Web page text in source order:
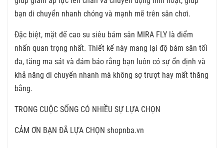
bạn di chuyển nhanh chóng và mạnh mẽ trên sân chơi.
Đặc biệt, mặt đế cao su siêu bám sân MIRA FLY là điểm
nhấn quan trọng nhất. Thiết kế này mang lại độ bám sân tối
đa, tăng ma sát và đảm bảo rằng bạn luôn có sự ổn định và
khả năng di chuyển nhanh mà không sợ trượt hay mất thăng
bằng.
TRONG CUỘC SỐNG CÓ NHIỀU SỰ LỰA CHỌN
CẢM ƠN BẠN ĐÃ LỰA CHỌN shopnba.vn